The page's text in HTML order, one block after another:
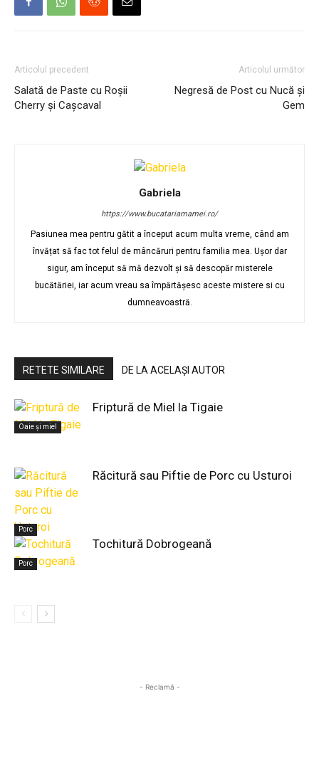
Articolul precedent
Salată de Paste cu Roșii
Cherry și Cașcaval
Articolul următor
Negresă de Post cu Nucă și
Gem
Gabriela
https://www.bucatariamamei.ro/
Pasiunea mea pentru gătit a început acum multa vreme, când am
învățat să fac tot felul de mâncăruri pentru familia mea. Ușor dar
sigur, am început să mă dezvolt și să descopăr misterele
bucătăriei, iar acum vreau sa împărtășesc aceste mistere si cu
dumneavoastră.
RETETE SIMILARE DE LA ACELAȘI AUTOR
Oaie și miel
Friptură de Miel la Tigaie
Porc
Răcitură sau Piftie de Porc cu Usturoi
Porc
Tochitură Dobrogeană
- Reclamă -